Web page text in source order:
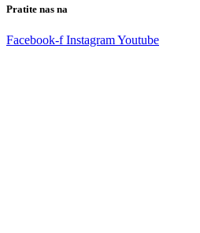
Pratite nas na
Facebook-f InstagramYoutube